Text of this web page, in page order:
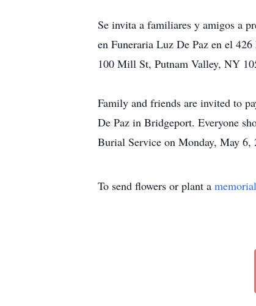
Se invita a familiares y amigos a
en Funeraria Luz De Paz en el
100 Mill St, Putnam Valley, NY
Family and friends are invited to
De Paz in Bridgeport. Everyone
Burial Service on Monday, May 6,
To send flowers or plant a